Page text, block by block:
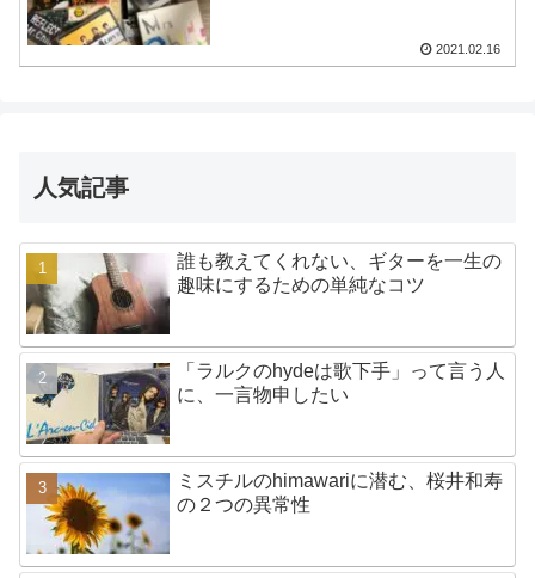
2021.02.16
人気記事
誰も教えてくれない、ギターを一生の
趣味にするための単純なコツ
「ラルクのhydeは歌下手」って言う人
に、一言物申したい
ミスチルのhimawariに潜む、桜井和寿
の２つの異常性